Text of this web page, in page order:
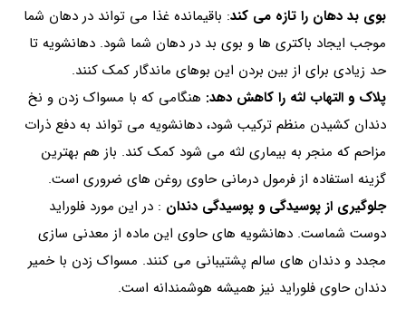
بوی بد دهان را تازه می کند: باقیمانده غذا می تواند در دهان شما
موجب ایجاد باکتری ها و بوی بد در دهان شما شود. دهانشویه تا
حد زیادی برای از بین بردن این بوهای ماندگار کمک کنند.
پلاک و التهاب لثه را کاهش دهد: هنگامی که با مسواک زدن و نخ
دندان کشیدن منظم ترکیب شود، دهانشویه می تواند به دفع ذرات
مزاحم که منجر به بیماری لثه می شود کمک کند. باز هم بهترین
گزینه استفاده از فرمول درمانی حاوی روغن های ضروری است.
جلوگیری از پوسیدگی و پوسیدگی دندان : در این مورد فلوراید
دوست شماست. دهانشویه های حاوی این ماده از معدنی سازی
مجدد و دندان های سالم پشتیبانی می کنند. مسواک زدن با خمیر
دندان حاوی فلوراید نیز همیشه هوشمندانه است.